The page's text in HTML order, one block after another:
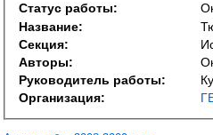
Статус работы:
Название:
Секция:
Авторы:
Руководитель работы:
Организация: